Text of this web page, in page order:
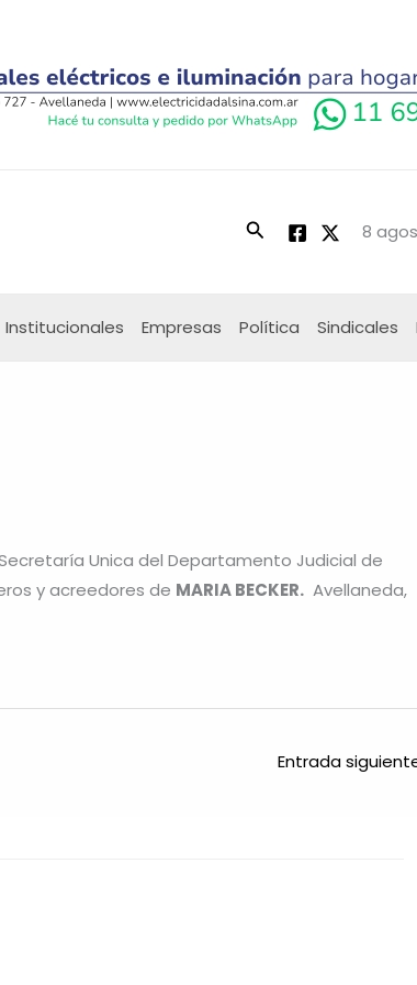
Buscar 8
Institucionales Empresas Política Sindicales
Unica del Departamento Judicial de
y acreedores de MARIA BECKER. Avellaneda,
Entrada